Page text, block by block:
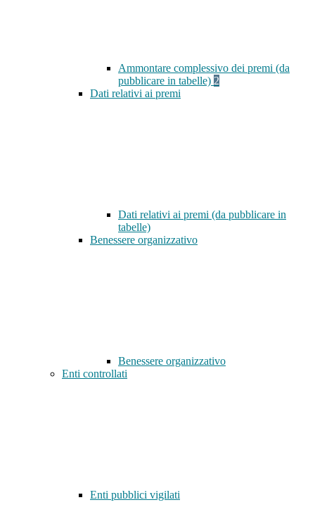
Ammontare complessivo dei premi (da
pubblicare in tabelle) 2
Dati relativi ai premi
Dati relativi ai premi (da pubblicare in
tabelle)
Benessere organizzativo
Benessere organizzativo
Enti controllati
Enti pubblici vigilati